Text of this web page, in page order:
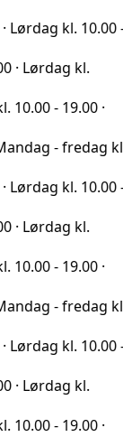
10.00 -
kl.
·
kl.
10.00 -
kl.
·
kl.
10.00 -
kl.
·